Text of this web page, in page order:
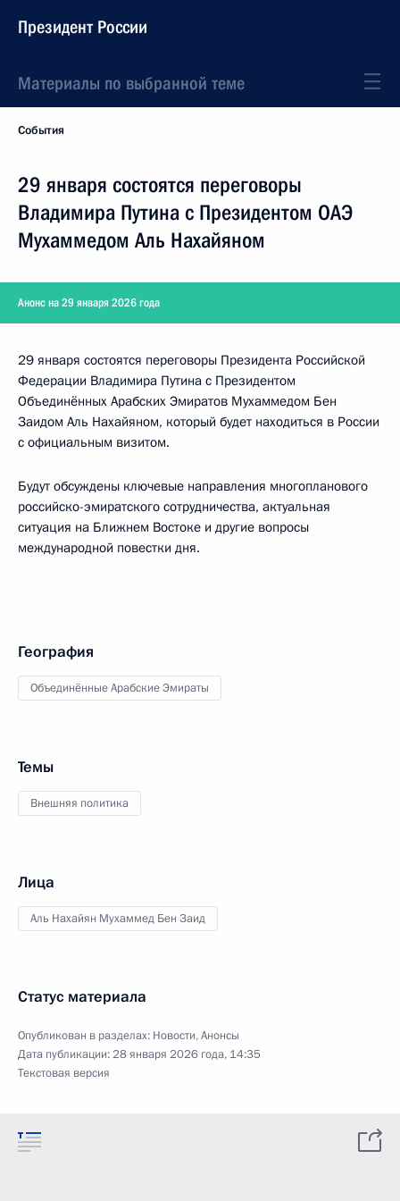
Президент России
Материалы по выбранной теме
События
29 января состоятся переговоры
Владимира Путина с Президентом ОАЭ
Мухаммедом Аль Нахайяном
Анонс на 29 января 2026 года
29 января состоятся переговоры Президента Российской
Федерации Владимира Путина с Президентом
Объединённых Арабских Эмиратов Мухаммедом Бен
Заидом Аль Нахайяном, который будет находиться в России
с официальным визитом.
Будут обсуждены ключевые направления многопланового
российско-эмиратского сотрудничества, актуальная
ситуация на Ближнем Востоке и другие вопросы
международной повестки дня.
География
Объединённые Арабские Эмираты
Темы
Внешняя политика
Лица
Аль Нахайян Мухаммед Бен Заид
Статус материала
Опубликован в разделах: Новости,Анонсы
Дата публикации:28 января 2026 года, 14:35
Текстовая версия